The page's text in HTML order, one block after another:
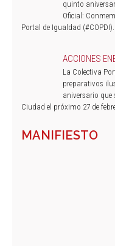
quinto
Oficial:
Portal de Igualdad (#COPDI).
ACCIONES
La Colectiva
preparativos
aniversario que
Ciudad el próximo 27 de
MANIFIESTO